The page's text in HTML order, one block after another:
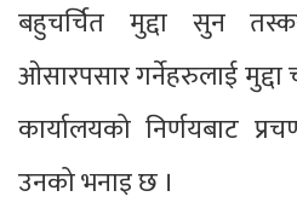
बहुचर्चित मुद्दा सुन
ओसारपसार गर्नेहरुलाई मुद्दा
कार्यालयको निर्णयबाट
उनको भनाइ छ ।